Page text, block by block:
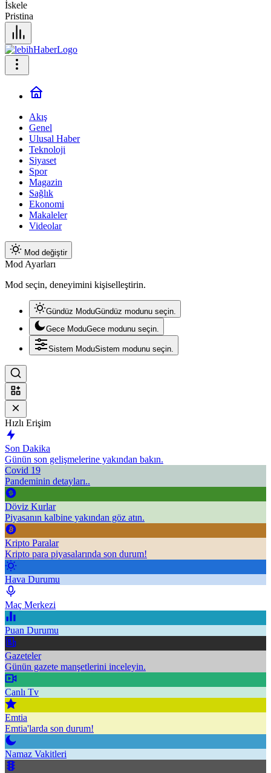
İskele
Pristina
Akış
Genel
Ulusal Haber
Teknoloji
Siyaset
Spor
Magazin
Sağlık
Ekonomi
Makaleler
Videolar
Mod değiştir
Mod Ayarları
Mod seçin, deneyimini kişiselleştirin.
Gündüz ModuGündüz modunu seçin.
Gece ModuGece modunu seçin.
Sistem ModuSistem modunu seçin.
Hızlı Erişim
Son Dakika
Günün son gelişmelerine yakından bakın.
Covid 19
Pandeminin detayları..
Döviz Kurlar
Piyasanın kalbine yakından göz atın.
Kripto Paralar
Kripto para piyasalarında son durum!
Hava Durumu
Maç Merkezi
Puan Durumu
Gazeteler
Günün gazete manşetlerini inceleyin.
Canlı Tv
Emtia
Emtia'larda son durum!
Namaz Vakitleri